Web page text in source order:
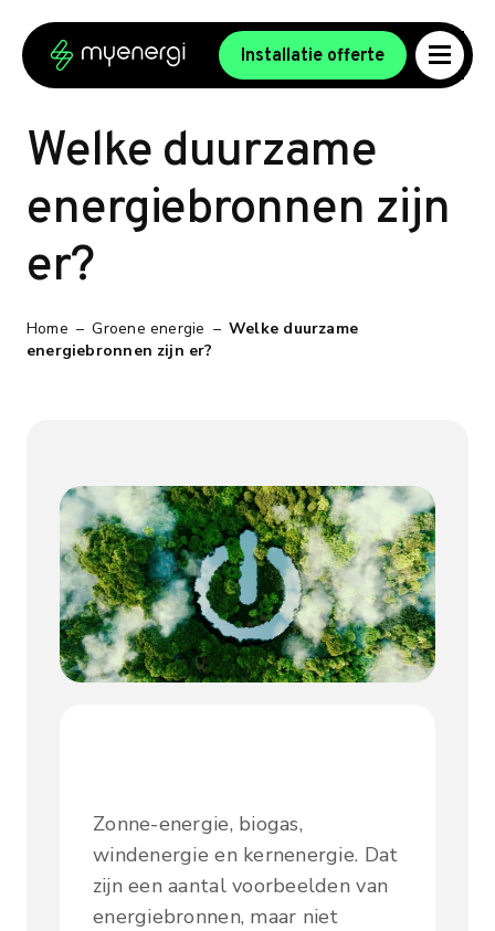
Installatie offerte
Welke duurzame
energiebronnen zijn
er?
Home – Groene energie – Welke duurzame
energiebronnen zijn er?
Zonne-energie, biogas,
windenergie en kernenergie. Dat
zijn een aantal voorbeelden van
energiebronnen, maar niet